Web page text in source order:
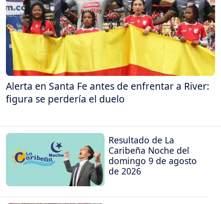
Alerta en Santa Fe antes de enfrentar a River:
figura se perdería el duelo
Resultado de La
Caribeña Noche del
domingo 9 de agosto
de 2026